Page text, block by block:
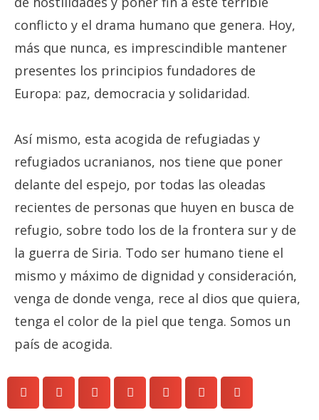
conflicto y el drama humano que genera. Hoy,
más que nunca, es imprescindible mantener
presentes los principios fundadores de
Europa: paz, democracia y solidaridad.
Así mismo, esta acogida de refugiadas y
refugiados ucranianos, nos tiene que poner
delante del espejo, por todas las oleadas
recientes de personas que huyen en busca de
refugio, sobre todo los de la frontera sur y de
la guerra de Siria. Todo ser humano tiene el
mismo y máximo de dignidad y consideración,
venga de donde venga, rece al dios que quiera,
tenga el color de la piel que tenga. Somos un
país de acogida.